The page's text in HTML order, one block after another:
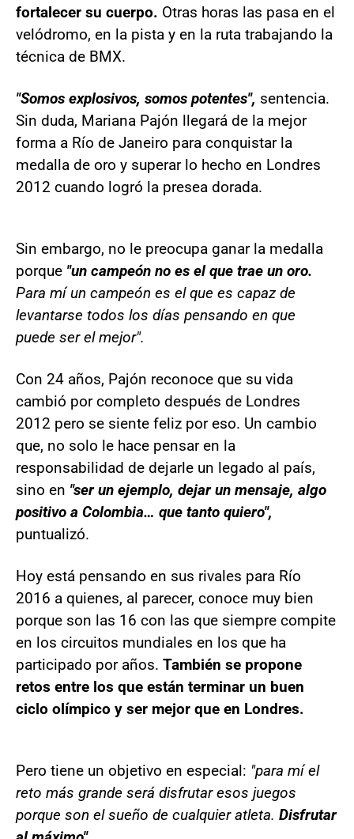
fortalecer su cuerpo. Otras horas las pasa en el
velódromo, en la pista y en la ruta trabajando la
técnica de BMX.
"Somos explosivos, somos potentes", sentencia.
Sin duda, Mariana Pajón llegará de la mejor
forma a Río de Janeiro para conquistar la
medalla de oro y superar lo hecho en Londres
2012 cuando logró la presea dorada.
Sin embargo, no le preocupa ganar la medalla
porque "un campeón no es el que trae un oro.
Para mí un campeón es el que es capaz de
levantarse todos los días pensando en que
puede ser el mejor".
Con 24 años, Pajón reconoce que su vida
cambió por completo después de Londres
2012 pero se siente feliz por eso. Un cambio
que, no solo le hace pensar en la
responsabilidad de dejarle un legado al país,
sino en "ser un ejemplo, dejar un mensaje, algo
positivo a Colombia… que tanto quiero",
puntualizó.
Hoy está pensando en sus rivales para Río
2016 a quienes, al parecer, conoce muy bien
porque son las 16 con las que siempre compite
en los circuitos mundiales en los que ha
participado por años. También se propone
retos entre los que están terminar un buen
ciclo olímpico y ser mejor que en Londres.
Pero tiene un objetivo en especial: "para mí el
reto más grande será disfrutar esos juegos
porque son el sueño de cualquier atleta. Disfrutar